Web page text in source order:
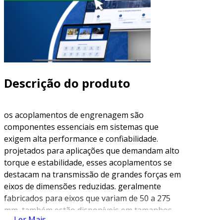
Descrição do produto
os acoplamentos de engrenagem são
componentes essenciais em sistemas que
exigem alta performance e confiabilidade.
projetados para aplicações que demandam alto
torque e estabilidade, esses acoplamentos se
destacam na transmissão de grandes forças em
eixos de dimensões reduzidas. geralmente
fabricados para eixos que variam de 50 a 275
mm, também estão disponíveis em tamanhos